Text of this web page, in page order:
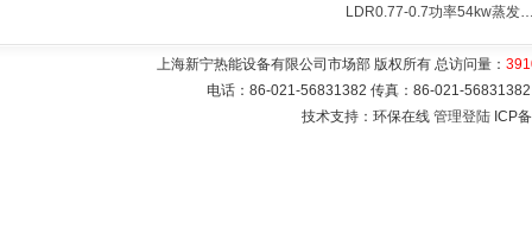
LDR0.77-0.7功率54kw蒸发量
上海新宁热能设备有限公司市场部 版权所有 总访问量：
电话：86-021-56831382 传真：86-021-
技术支持：环保在线 管理登陆 ICP